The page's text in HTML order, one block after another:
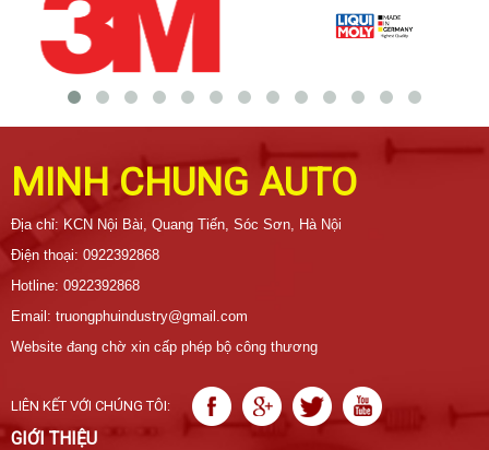
MINH CHUNG AUTO
Địa chỉ: KCN Nội Bài, Quang Tiến, Sóc Sơn, Hà Nội
Điện thoại: 0922392868
Hotline: 0922392868
Email: truongphuindustry@gmail.com
Website đang chờ xin cấp phép bộ công thương
LIÊN KẾT VỚI CHÚNG TÔI:
GIỚI THIỆU